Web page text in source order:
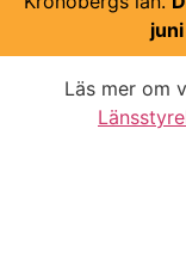
Läs mer om